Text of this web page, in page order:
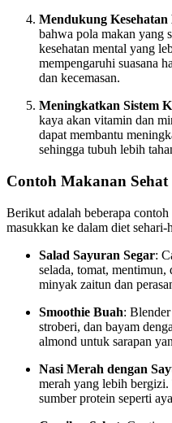
Mendukung Kesehatan
bahwa pola makan yang
kesehatan mental yang
mempengaruhi suasana
dan kecemasan.
Meningkatkan Sistem
kaya akan vitamin dan
dapat membantu
sehingga tubuh lebih
Contoh Makanan Sehat
Berikut adalah beberapa
masukkan ke dalam diet sehari-
Salad Sayuran Segar:
selada, tomat,
minyak zaitun dan
Smoothie Buah:
stroberi, dan bayam
almond untuk sarapan
Nasi Merah dengan
merah yang lebih
sumber protein seperti